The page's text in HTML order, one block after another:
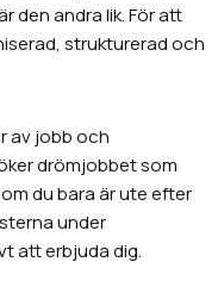
den andra lik. För att
strukturerad och
av jobb och
drömjobbet som
du bara är ute efter
under
att erbjuda dig.